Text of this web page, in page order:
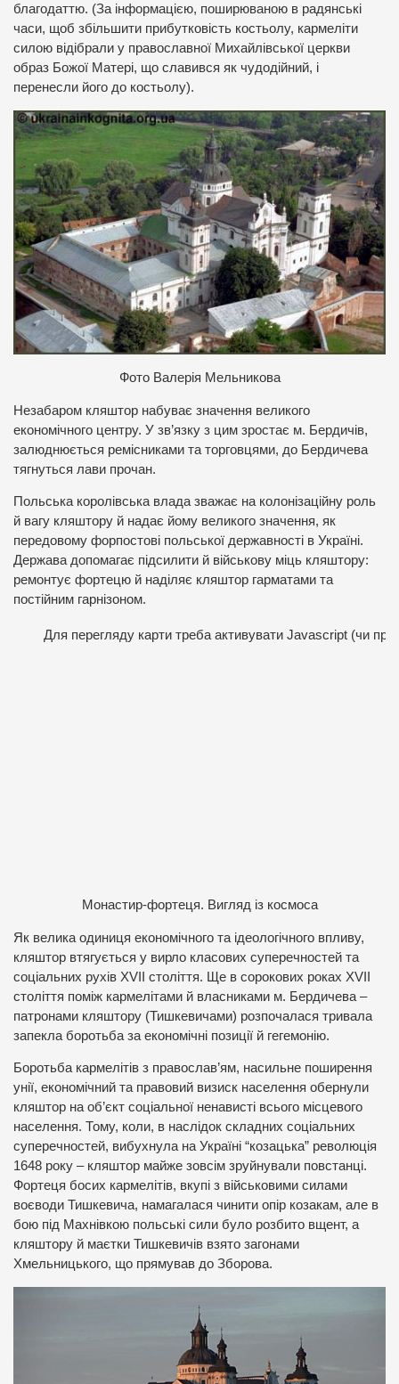
благодаттю. (За інформацією, поширюваною в радянські
часи, щоб збільшити прибутковість костьолу, кармеліти
силою відібрали у православної Михайлівської церкви
образ Божої Матері, що славився як чудодійний, і
перенесли його до костьолу).
Фото Валерія Мельникова
Незабаром кляштор набуває значення великого
економічного центру. У зв’язку з цим зростає м. Бердичів,
залюднюється ремісниками та торговцями, до Бердичева
тягнуться лави прочан.
Польська королівська влада зважає на колонізаційну роль
й вагу кляштору й надає йому великого значення, як
передовому форпостові польської державності в Україні.
Держава допомагає підсилити й військову міць кляштору:
ремонтує фортецю й наділяє кляштор гарматами та
постійним гарнізоном.
Для перегляду карти треба активувати Javascript (чи
Монастир-фортеця. Вигляд із космоса
Як велика одиниця економічного та ідеологічного впливу,
кляштор втягується у вирло класових суперечностей та
соціальних рухів XVII століття. Ще в сорокових роках XVII
століття поміж кармелітами й власниками м. Бердичева –
патронами кляштору (Тишкевичами) розпочалася тривала
запекла боротьба за економічні позиції й гегемонію.
Боротьба кармелітів з православ’ям, насильне поширення
унії, економічний та правовий визиск населення обернули
кляштор на об’єкт соціальної ненависті всього місцевого
населення. Тому, коли, в наслідок складних соціальних
суперечностей, вибухнула на Україні “козацька” революція
1648 року – кляштор майже зовсім зруйнували повстанці.
Фортеця босих кармелітів, вкупі з військовими силами
воєводи Тишкевича, намагалася чинити опір козакам, але в
бою під Махнівкою польські сили було розбито вщент, а
кляштору й маєтки Тишкевичів взято загонами
Хмельницького, що прямував до Зборова.